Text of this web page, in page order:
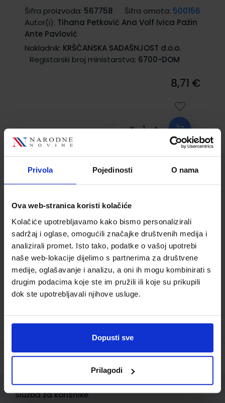
Privola Pojedinosti O nama
Ova web-stranica koristi kolačiće
Kolačiće upotrebljavamo kako bismo personalizirali
sadržaj i oglase, omogućili značajke društvenih medija i
analizirali promet. Isto tako, podatke o vašoj upotrebi
naše web-lokacije dijelimo s partnerima za društvene
medije, oglašavanje i analizu, a oni ih mogu kombinirati s
drugim podacima koje ste im pružili ili koje su prikupili
dok ste upotrebljavali njihove usluge.
Dopusti sve
Prilagodi
Šifra proizvoda: 567758 Šifra omota: 500156
Autor(i): Tihana Petković Ana Volf Ivica Pažin
Ante Pavlović
Nakladnik: KRŠĆANSKA SADAŠNJOST d.o.o.
Registarski broj ministarstva: 6700-DOM
8,71 €
U LJUBAVI I POMIRENJU; udžbenik za
osnovne škole
Šifra proizvoda:567202 Šifra omota:500156
Autor(i):Ante Pavlović Ivica Pažin Mirjana
Džambo Šporec
Nakladnik:KRŠĆANSKA SADAŠNJOST d.o.o.
Registarski broj ministarstva:6700
TRENUTNO NIJE DOSTUPNO
Služba za korisnike